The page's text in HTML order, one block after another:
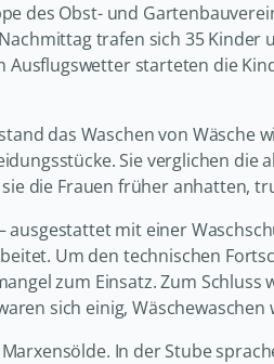
des Obst- und
trafen sich 35 Kinder
Ausflugswetter starteten die
das Waschen von Wäsche
Sie verglichen die
die Frauen früher anhatten,
mit einer
Um den technischen
zum Einsatz. Zum
sich einig,
In der Stube